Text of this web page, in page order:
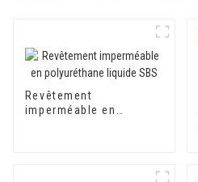
Revêtement
imperméable en